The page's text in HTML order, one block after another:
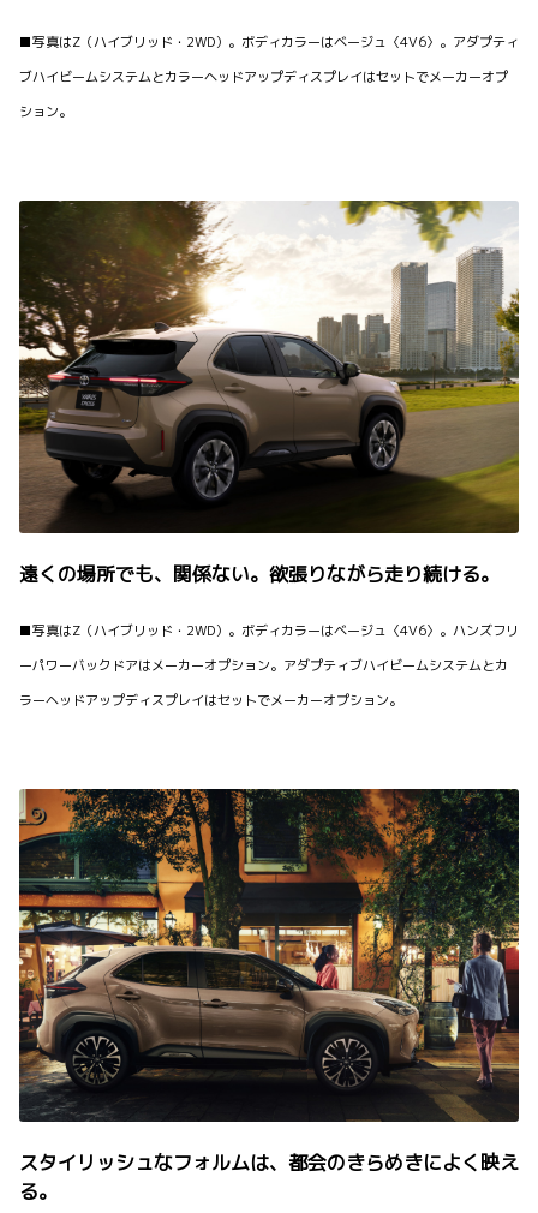
■写真はZ（ハイブリッド・2WD）。ボディカラーはベージュ〈4V6〉。アダプティ
ブハイビームシステムとカラーヘッドアップディスプレイはセットでメーカーオプ
ション。
遠くの場所でも、関係ない。欲張りながら走り続ける。
■写真はZ（ハイブリッド・2WD）。ボディカラーはベージュ〈4V6〉。ハンズフリ
ーパワーバックドアはメーカーオプション。アダプティブハイビームシステムとカ
ラーヘッドアップディスプレイはセットでメーカーオプション。
スタイリッシュなフォルムは、都会のきらめきによく映え
る。